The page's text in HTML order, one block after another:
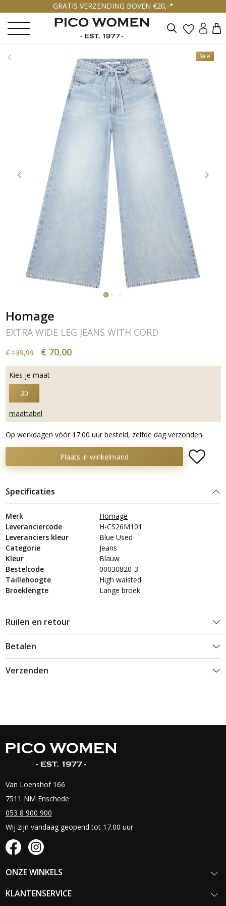
GRATIS VERZENDING BOVEN €20,-*
Zoeken
Sale
Homage
EXTRA WIDE LEG JEANS WITH CORD
€ 139,99 € 70,00
Kies je maat
30
maattabel
Op werkdagen vóór 17:00 uur besteld, zelfde dag verzonden.
Plaats in winkelmand
Specificaties
Merk
Homage
Leveranciercode
H-CS26M101
Leveranciers kleur
Blue Used
Categorie
Jeans
Kleur
Blauw
Bestelcode
00030820-3
Taillehoogte
High waisted
Broeklengte
Lange broek
Ruilen en retour
Betalen
Verzenden
Van Loenshof 166
7511 NM Enschede
053 8 900 900
Wij zijn vandaag geopend tot 17.00 uur
ONZE WINKELS
KLANTENSERVICE